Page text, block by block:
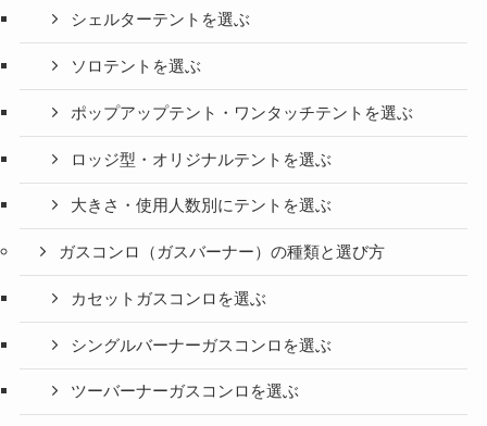
シェルターテントを選ぶ
ソロテントを選ぶ
ポップアップテント・ワンタッチテントを選ぶ
ロッジ型・オリジナルテントを選ぶ
大きさ・使用人数別にテントを選ぶ
ガスコンロ（ガスバーナー）の種類と選び方
カセットガスコンロを選ぶ
シングルバーナーガスコンロを選ぶ
ツーバーナーガスコンロを選ぶ